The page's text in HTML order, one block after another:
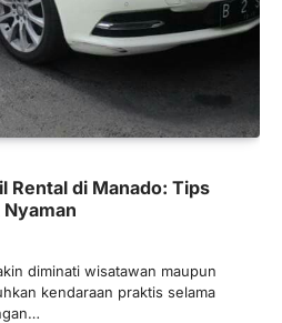
Rental di Manado: Tips
diminati wisatawan maupun
kendaraan praktis selama